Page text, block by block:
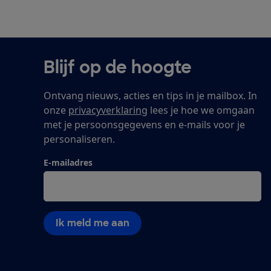
Blijf op de hoogte
Ontvang nieuws, acties en tips in je mailbox. In
onze privacyverklaring lees je hoe we omgaan
met je persoonsgegevens en e-mails voor je
personaliseren.
E-mailadres
Ik meld me aan